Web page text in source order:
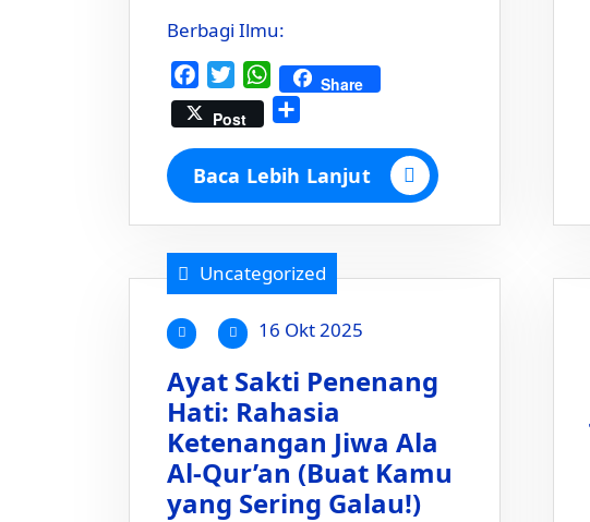
Berbagi Ilmu:
Facebook
TwitterWhatsAppShare
Post
Baca Lebih Lanjut
Uncategorized
16 Okt 2025
Ayat Sakti Penenang
Hati: Rahasia
Ketenangan Jiwa Ala
Al-Qur’an (Buat Kamu
yang Sering Galau!)